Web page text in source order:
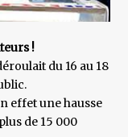
!
du 16 au 18
effet une hausse
de 15 000